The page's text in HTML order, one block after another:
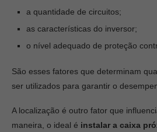
a quantidade de circuitos;
as características do inversor;
o nível adequado de proteção
São esses fatores que determinam
ser utilizados para garantir o
A localização é outro fator que
maneira, o ideal é instalar a caixa